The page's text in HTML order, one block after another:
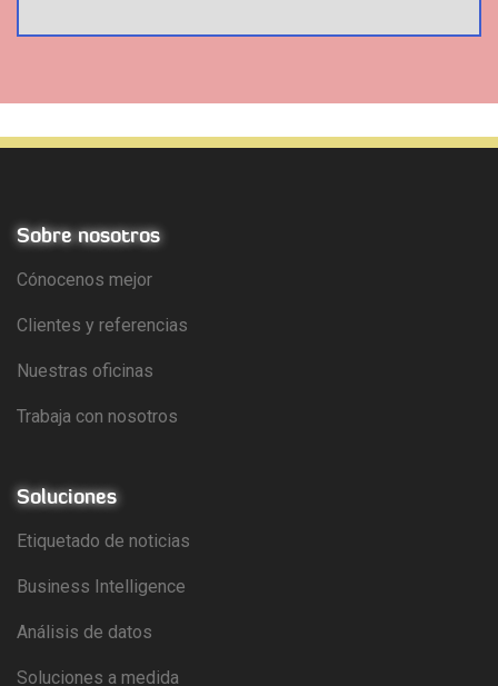
Sobre nosotros
Cónocenos mejor
Clientes y referencias
Nuestras oficinas
Trabaja con nosotros
Soluciones
Etiquetado de noticias
Business Intelligence
Análisis de datos
Soluciones a medida